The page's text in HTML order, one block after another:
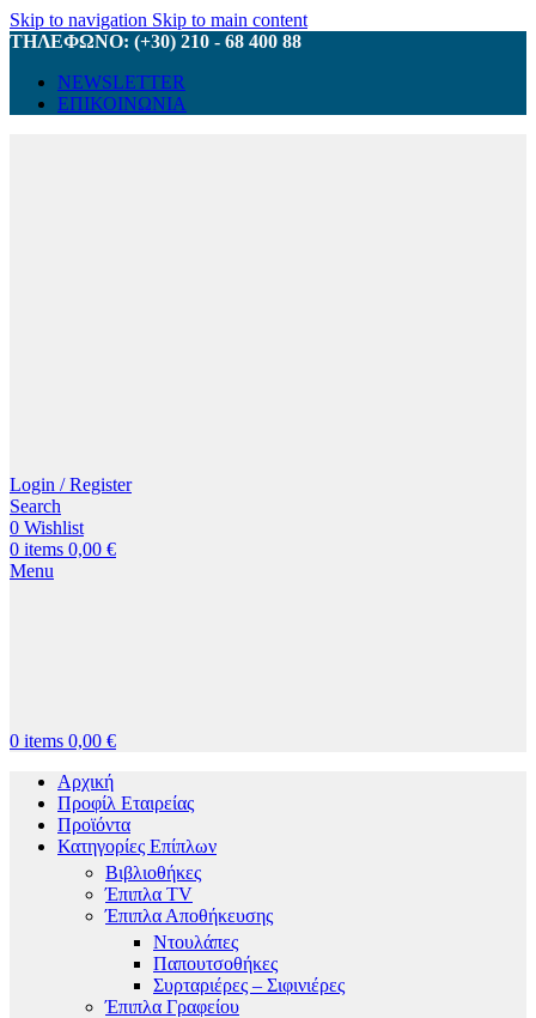
Skip to navigation Skip to main content
ΤΗΛΕΦΩΝΟ: (+30) 210 - 68 400 88
NEWSLETTER
ΕΠΙΚΟΙΝΩΝΙΑ
Login / Register
Search
0 Wishlist
0 items 0,00 €
Menu
0 items 0,00 €
Αρχική
Προφίλ Εταιρείας
Προϊόντα
Κατηγορίες Επίπλων
Βιβλιοθήκες
Έπιπλα TV
Έπιπλα Αποθήκευσης
Ντουλάπες
Παπουτσοθήκες
Συρταριέρες – Σιφινιέρες
Έπιπλα Γραφείου